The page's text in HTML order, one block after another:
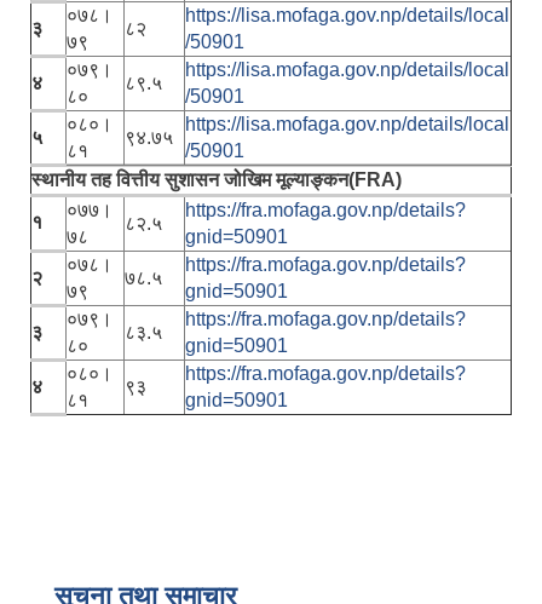
३
०७८।
७९
८२
https://lisa.mofaga.gov.np/details/local
/50901
४
०७९।
८०
८९.५
https://lisa.mofaga.gov.np/details/local
/50901
५
०८०।
८१
९४.७५
https://lisa.mofaga.gov.np/details/local
/50901
स्थानीय तह वित्तीय सुशासन जोखिम मूल्याङ्कन(FRA)
१
०७७।
७८
८२.५
https://fra.mofaga.gov.np/details?
gnid=50901
२
०७८।
७९
७८.५
https://fra.mofaga.gov.np/details?
gnid=50901
३
०७९।
८०
८३.५
https://fra.mofaga.gov.np/details?
gnid=50901
४
०८०।
८१
९३
https://fra.mofaga.gov.np/details?
gnid=50901
सूचना तथा समाचार